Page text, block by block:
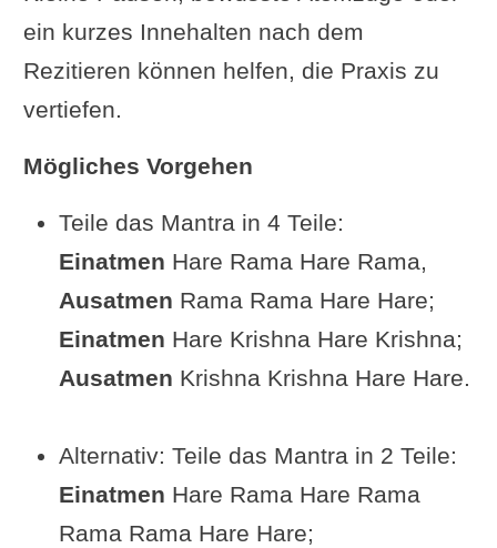
ein kurzes Innehalten nach dem
Rezitieren können helfen, die Praxis zu
vertiefen.
Mögliches Vorgehen
Teile das Mantra in 4 Teile:
Einatmen Hare Rama Hare Rama,
Ausatmen Rama Rama Hare Hare;
Einatmen Hare Krishna Hare Krishna;
Ausatmen Krishna Krishna Hare Hare.
Alternativ: Teile das Mantra in 2 Teile:
Einatmen Hare Rama Hare Rama
Rama Rama Hare Hare;